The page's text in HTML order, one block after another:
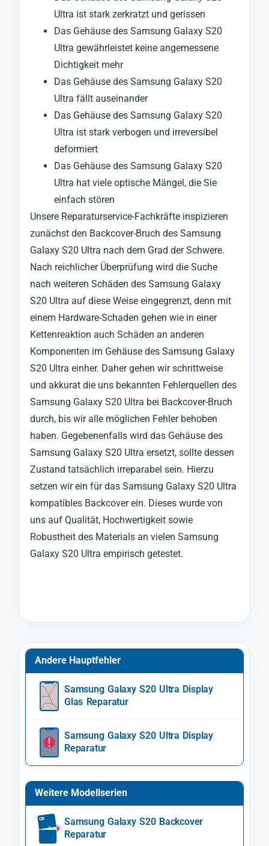
Ultra ist stark zerkratzt und gerissen
Das Gehäuse des Samsung Galaxy S20
Ultra gewährleistet keine angemessene
Dichtigkeit mehr
Das Gehäuse des Samsung Galaxy S20
Ultra fällt auseinander
Das Gehäuse des Samsung Galaxy S20
Ultra ist stark verbogen und irreversibel
deformiert
Das Gehäuse des Samsung Galaxy S20
Ultra hat viele optische Mängel, die Sie
einfach stören
Unsere Reparaturservice-Fachkräfte inspizieren
zunächst den Backcover-Bruch des Samsung
Galaxy S20 Ultra nach dem Grad der Schwere.
Nach reichlicher Überprüfung wird die Suche
nach weiteren Schäden des Samsung Galaxy
S20 Ultra auf diese Weise eingegrenzt, denn mit
einem Hardware-Schaden gehen wie in einer
Kettenreaktion auch Schäden an anderen
Komponenten im Gehäuse des Samsung Galaxy
S20 Ultra einher. Daher gehen wir schrittweise
und akkurat die uns bekannten Fehlerquellen des
Samsung Galaxy S20 Ultra bei Backcover-Bruch
durch, bis wir alle möglichen Fehler behoben
haben. Gegebenenfalls wird das Gehäuse des
Samsung Galaxy S20 Ultra ersetzt, sollte dessen
Zustand tatsächlich irreparabel sein. Hierzu
setzen wir ein für das Samsung Galaxy S20 Ultra
kompatibles Backcover ein. Dieses wurde von
uns auf Qualität, Hochwertigkeit sowie
Robustheit des Materials an vielen Samsung
Galaxy S20 Ultra empirisch getestet.
Andere Hauptfehler
Samsung Galaxy S20 Ultra Display
Glas Reparatur
Samsung Galaxy S20 Ultra Display
Reparatur
Weitere Modellserien
Samsung Galaxy S20 Backcover
Reparatur